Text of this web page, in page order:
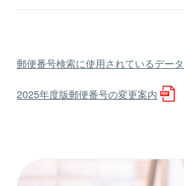
郵便番号検索に使用されているデー
2025年度版郵便番号の変更案内